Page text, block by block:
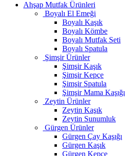
Ahşap Mutfak Ürünleri
Boyalı El Emeği
Boyalı Kaşık
Boyalı Kömbe
Boyalı Mutfak Seti
Boyalı Spatula
Şimşir Ürünler
Şimşir Kaşık
Şimşir Kepçe
Şimşir Spatula
Şimşir Mama Kaşığı
Zeytin Ürünler
Zeytin Kaşık
Zeytin Sunumluk
Gürgen Ürünler
Gürgen Çay Kaşığı
Gürgen Kaşık
Gürgen Kepçe